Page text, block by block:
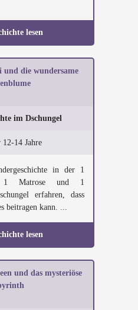
lesen
und die wundersame
im Dschungel
12-14 Jahre
in der 1
1 Matrose und 1
erfahren, dass
beitragen kann. ...
lesen
und das mysteriöse